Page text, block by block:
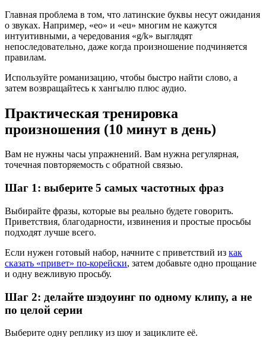
Главная проблема в том, что латинские буквы несут ожидания
о звуках. Например, «eo» и «eu» многим не кажутся
интуитивными, а чередования «g/k» выглядят
непоследовательно, даже когда произношение подчиняется
правилам.
Используйте романизацию, чтобы быстро найти слово, а
затем возвращайтесь к хангылю плюс аудио.
Практическая тренировка
произношения (10 минут в день)
Вам не нужны часы упражнений. Вам нужна регулярная,
точечная повторяемость с обратной связью.
Шаг 1: выберите 5 самых частотных фраз
Выбирайте фразы, которые вы реально будете говорить.
Приветствия, благодарности, извинения и простые просьбы
подходят лучше всего.
Если нужен готовый набор, начните с приветствий из как
сказать «привет» по-корейски, затем добавьте одно прощание
и одну вежливую просьбу.
Шаг 2: делайте шэдоуинг по одному клипу, а не
по целой серии
Выберите одну реплику из шоу и зациклите её.